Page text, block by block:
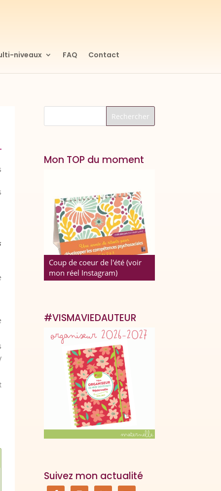
niveaux FAQ Contact
Mon TOP du moment
Coup de coeur de l'été (voir
mon réel Instagram)
#VISMAVIEDAUTEUR
Suivez mon actualité